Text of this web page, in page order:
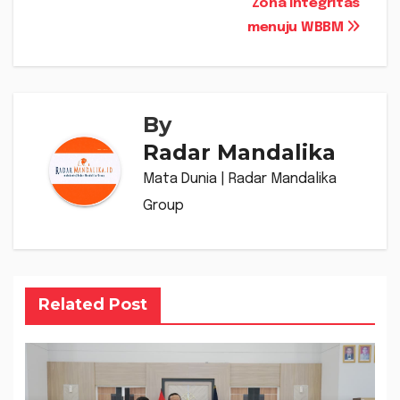
Zona Integritas
menuju WBBM
By
Radar Mandalika
Mata Dunia | Radar Mandalika
Group
Related Post